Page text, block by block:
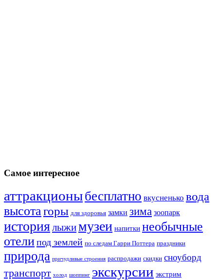
Самое интересное
аттракционыбесплатно вкусненько вода
высота горы для здоровья замки зима зоопарк
историялыжимузеи напитки необычные
отелипод землей по следам Гарри Поттера праздники
природа причудливые строения распродажи скидки сноуборд
транспорт холод шоппинг экскурсии экстрим